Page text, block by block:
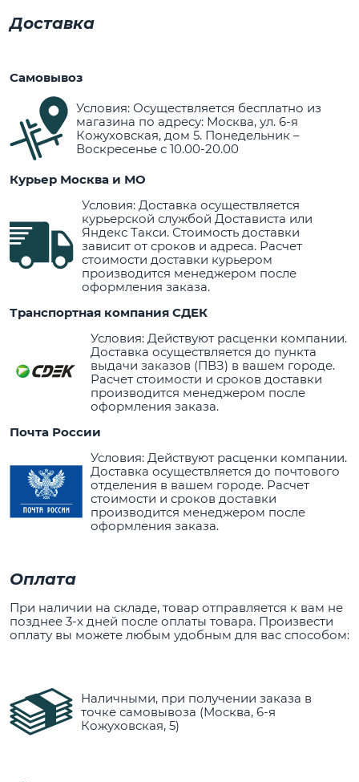
Доставка
Самовывоз
Условия: Осуществляется бесплатно из
магазина по адресу: Москва, ул. 6-я
Кожуховская, дом 5. Понедельник –
Воскресенье с 10.00-20.00
Курьер Москва и МО
Условия: Доставка осуществляется
курьерской службой Достависта или
Яндекс Такси. Стоимость доставки
зависит от сроков и адреса. Расчет
стоимости доставки курьером
производится менеджером после
оформления заказа.
Транспортная компания СДЕК
Условия: Действуют расценки компании.
Доставка осуществляется до пункта
выдачи заказов (ПВЗ) в вашем городе.
Расчет стоимости и сроков доставки
производится менеджером после
оформления заказа.
Почта России
Условия: Действуют расценки компании.
Доставка осуществляется до почтового
отделения в вашем городе. Расчет
стоимости и сроков доставки
производится менеджером после
оформления заказа.
Оплата
При наличии на складе, товар отправляется к вам не
позднее 3-х дней после оплаты товара. Произвести
оплату вы можете любым удобным для вас способом:
Наличными, при получении заказа в
точке самовывоза (Москва, 6-я
Кожуховская, 5)